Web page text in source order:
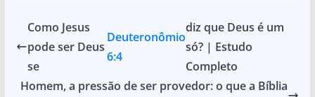
Como Jesus
pode ser Deus
se
Deuteronômio
6:4
diz que Deus é um
só? | Estudo
Completo
Homem, a pressão de ser provedor: o que a Bíblia